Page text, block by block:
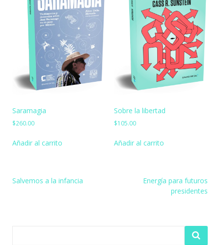
Saramagia
$260.00
Añadir al carrito
Sobre la libertad
$105.00
Añadir al carrito
Navegación
Salvemos a la infancia
Energía para futuros
presidentes